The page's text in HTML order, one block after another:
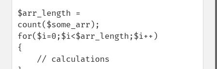
$arr_length =
count($some_arr);
for($i=0;$i<$arr_length;$i++)
{